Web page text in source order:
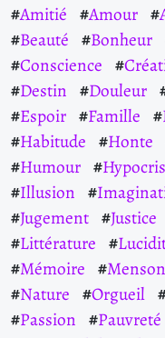
Amitié
Amour
Beauté
Bonheur
Conscience
Destin
Douleur
Espoir
Famille
Habitude
Honte
Humour
Illusion
Jugement
Justice
Littérature
Mémoire
Nature
Orgueil
Passion
Pauvreté